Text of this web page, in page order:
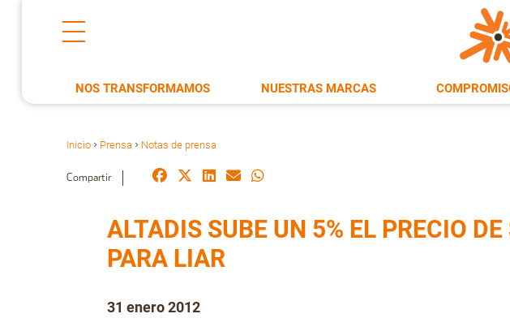
NOS TRANSFORMAMOS NUESTRAS MARCAS
Inicio > Prensa > Notas de prensa
Compartir
ALTADIS SUBE UN 5% EL PRECIO
PARA LIAR
31 enero 2012